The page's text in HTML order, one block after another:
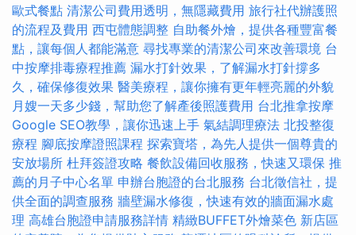
歐式餐點 清潔公司費用透明，無隱藏費用 旅行社代辦護照
的流程及費用 西屯體態調整 自助餐外燴，提供各種豐富餐
點，讓每個人都能滿意 尋找專業的清潔公司來改善環境 台
中按摩排毒療程推薦 漏水打針效果，了解漏水打針撐多
久，確保修復效果 醫美療程，讓你擁有更年輕亮麗的外貌
月嫂一天多少錢，幫助您了解產後照護費用 台北推拿按摩
Google SEO教學，讓你迅速上手 氣結調理療法 北投整復
療程 腳底按摩證照課程 探索寶塔，為先人提供一個尊貴的
安放場所 杜拜簽證攻略 餐飲設備回收服務，快速又環保 推
薦的月子中心名單 申辦台胞證的台北服務 台北徵信社，提
供全面的調查服務 牆壁漏水修復，快速有效的牆面漏水處
理 高雄台胞證申請服務詳情 精緻BUFFET外燴菜色 新店區